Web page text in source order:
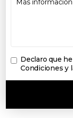
Declaro que
Condiciones y